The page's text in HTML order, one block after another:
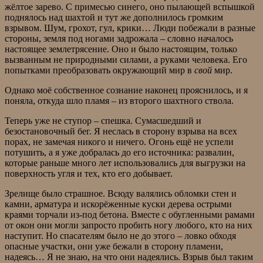
жёлтое зарево. С примесью синего, оно пылающей вспышкой
поднялось над шахтой и тут же дополнилось громким
взрывом. Шум, грохот, гул, крики… Люди побежали в разные
стороны, земля под ногами задрожала – словно началось
настоящее землетрясение. Оно и было настоящим, только
вызванным не природными силами, а руками человека. Его
попытками преобразовать окружающий мир в свой мир.
Однако моё собственное сознание наконец прояснилось, и я
поняла, откуда шло пламя – из второго шахтного ствола.
Теперь уже не ступор – спешка. Сумасшедший и
безостановочный бег. Я неслась в сторону взрыва на всех
порах, не замечая никого и ничего. Огонь ещё не успели
потушить, а я уже добралась до его источника: развалин,
которые раньше много лет использовались для выгрузки на
поверхность угля и тех, кто его добывает.
Зрелище было страшное. Всюду валялись обломки стен и
камни, арматура и искорёженные куски дерева острыми
краями торчали из-под бетона. Вместе с обугленными рамами
от окон они могли запросто пробить ногу любого, кто на них
наступит. Но спасателям было не до этого – ловко обходя
опасные участки, они уже бежали в сторону пламени,
надеясь… Я не знаю, на что они надеялись. Взрыв был таким